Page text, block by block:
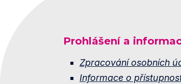
Prohlášení a
Zpracování osobních
Informace o